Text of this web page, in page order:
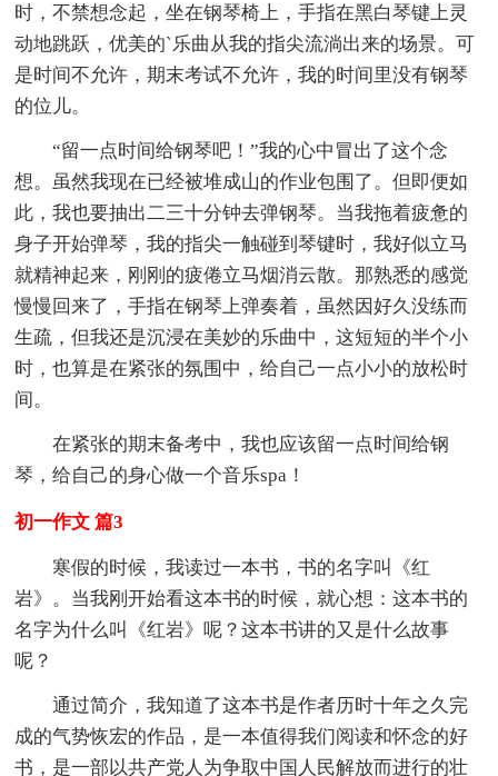
时，不禁想念起，坐在钢琴椅上，手指在黑白琴键上灵
动地跳跃，优美的`乐曲从我的指尖流淌出来的场景。可
是时间不允许，期末考试不允许，我的时间里没有钢琴
的位儿。
“留一点时间给钢琴吧！”我的心中冒出了这个念
想。虽然我现在已经被堆成山的作业包围了。但即便如
此，我也要抽出二三十分钟去弹钢琴。当我拖着疲惫的
身子开始弹琴，我的指尖一触碰到琴键时，我好似立马
就精神起来，刚刚的疲倦立马烟消云散。那熟悉的感觉
慢慢回来了，手指在钢琴上弹奏着，虽然因好久没练而
生疏，但我还是沉浸在美妙的乐曲中，这短短的半个小
时，也算是在紧张的氛围中，给自己一点小小的放松时
间。
在紧张的期末备考中，我也应该留一点时间给钢
琴，给自己的身心做一个音乐spa！
初一作文 篇3
寒假的时候，我读过一本书，书的名字叫《红
岩》。当我刚开始看这本书的时候，就心想：这本书的
名字为什么叫《红岩》呢？这本书讲的又是什么故事
呢？
通过简介，我知道了这本书是作者历时十年之久完
成的气势恢宏的作品，是一本值得我们阅读和怀念的好
书，是一部以共产党人为争取中国人民解放而进行的壮